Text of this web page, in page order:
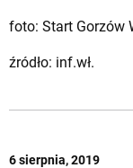
foto: Start Gorzów
źródło: inf.wł.
6 sierpnia, 2019